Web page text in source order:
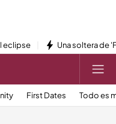
eclipse Una soltera de
First Dates Todo es